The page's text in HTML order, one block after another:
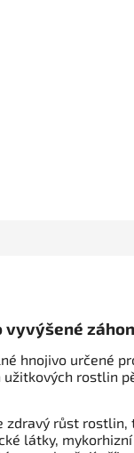
vyvýšené
hnojivo určené
rostlin
zdravý růst
látky,